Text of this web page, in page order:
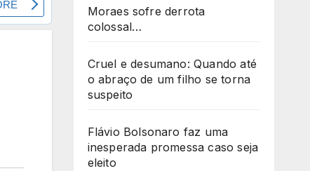
Moraes sofre derrota
colossal…
Cruel e desumano: Quando até
o abraço de um filho se torna
suspeito
Flávio Bolsonaro faz uma
inesperada promessa caso seja
eleito